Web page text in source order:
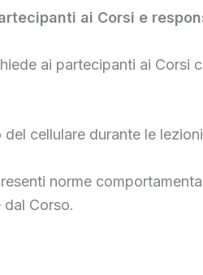
ai Corsi e
ai partecipanti ai Corsi
del cellulare durante le
norme
dal Corso.